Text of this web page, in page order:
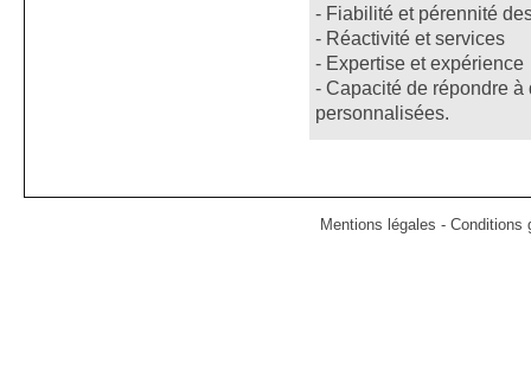
- Fiabilité et pérennité
- Réactivité et services
- Expertise et expérience
- Capacité de répondre
personnalisées.
Mentions légales - Conditions